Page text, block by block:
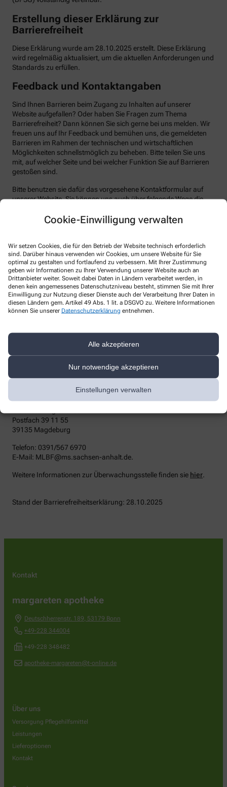
Cookie-Einwilligung verwalten
Wir setzen Cookies, die für den Betrieb der Website technisch erforderlich
sind. Darüber hinaus verwenden wir Cookies, um unsere Website für Sie
optimal zu gestalten und fortlaufend zu verbessern. Mit Ihrer Zustimmung
geben wir Informationen zu Ihrer Verwendung unserer Website auch an
Drittanbieter weiter. Soweit dabei Daten in Ländern verarbeitet werden, in
denen kein angemessenes Datenschutzniveau besteht, stimmen Sie mit Ihrer
Einwilligung zur Nutzung dieser Dienste auch der Verarbeitung Ihrer Daten in
diesen Ländern gem. Artikel 49 Abs. 1 lit. a DSGVO zu. Weitere Informationen
können Sie unserer Datenschutzerklärung entnehmen.
Alle akzeptieren
Nur notwendige akzeptieren
Einstellungen verwalten
Erstellung dieser Erklärung zur
Barrierefreiheit
Diese Erklärung wurde am 28.10.2025 erstellt. Diese Erklärung
wird regelmäßig aktualisiert, um die aktuellen Anforderungen und
Standards zu erfüllen.
Feedback und Kontaktangaben
Sind Ihnen Barrieren beim Zugang zu Inhalten auf unserer
Website aufgefallen? Oder haben Sie Fragen zum Thema
Barrierefreiheit? Dann können Sie sich gerne bei uns melden. Wir
freuen uns auf Ihr Feedback und bemühen uns, die gemeldeten
Barrieren im Rahmen der technischen und wirtschaftlichen
Möglichkeiten schnellstmöglich zu beheben. Bitte teilen Sie uns
mit, auf welcher Seite und bei welcher Funktion Sie auf Barrieren
gestoßen sind.
Bitte benutzen sie dafür das vorgesehene Kontaktformular auf
unserer Website. Sie können uns auch über folgende Wege die
E-Mail: apotheke-margareten@t-online.de
Telefax: +49-228 348482
Postanschrift: Deutschherrenstr. 189 53179 Bonn
Durchsetzungsverfahren und
Marktüberwachungsbehörde
Sollten Sie auf Mitteilungen oder Anfragen zur Barrierefreiheit
die zuständige Durchsetzungsstelle wenden. Die
Durchsetzungsstelle unterstützt Sie dabei, ihre Rechte geltend zu
machen. Sie können sich auch an die
Marktüberwachungsbehörde wenden:
Barrierefreiheit von Produkten und Dienstleistungen
c/o Ministerium für Arbeit, Soziales, Gesundheit und
Postfach 39 11 55
39135 Magdeburg
Telefon: 0391/567 6970
E-​Mail: MLBF@ms.sachsen-​anhalt.de.
Weitere Informationen zur Überwachungsstelle finden sie hier
Stand der Barrierefreiheitserklärung: 28.10.2025
Kontakt
margareten apotheke
Deutschherrenstr. 189 53179 Bonn
+49-228 344004
+49-228 348482
apotheke-margareten@t-online.de
Über uns
Versorgung Pflegehilfsmittel
Leistungen
Lieferoptionen
Kontakt